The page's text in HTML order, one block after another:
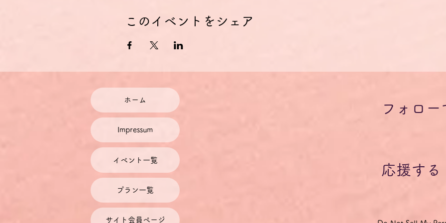
このイベントをシェア
ホーム
Impressum
イベント一覧
プラン一覧
サイト会員ページ
フォロー
応援する